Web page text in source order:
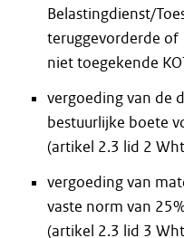
Belastingdienst/
teruggevorderde of
niet toegekende
vergoeding van de
bestuurlijke boete
(artikel 2.3 lid 2
vergoeding van
vaste norm van
(artikel 2.3 lid 3